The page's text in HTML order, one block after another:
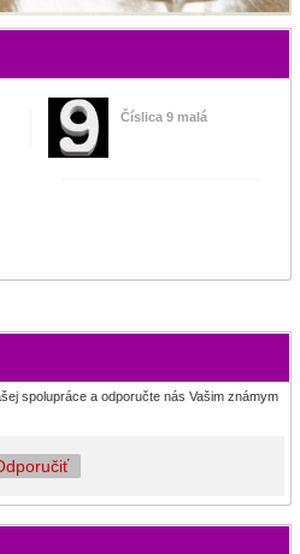
Číslica 9 malá
spolupráce a odporučte nás Vašim známym